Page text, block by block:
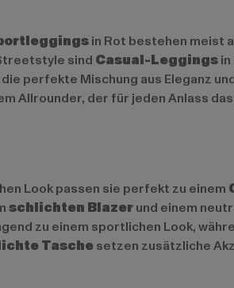
in Rot bestehen meist
sind Casual-Leggings
die perfekte Mischung aus Eleganz
Allrounder, der für jeden Anlass
Look passen sie perfekt zu einem
schlichten Blazerund einem
zu einem sportlichen Look,
Taschesetzen zusätzliche